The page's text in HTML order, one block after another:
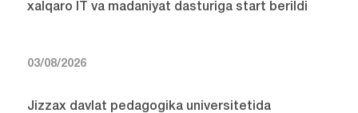
xalqaro IT va madaniyat dasturiga start berildi
03/08/2026
Jizzax davlat pedagogika universitetida